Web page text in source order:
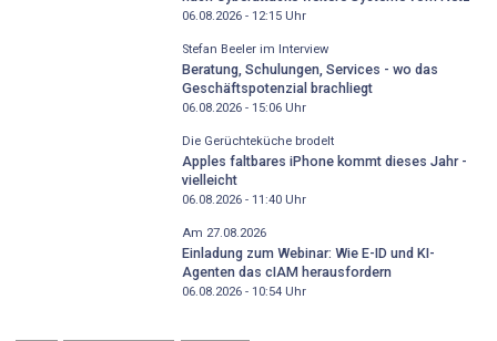
06.08.2026 - 12:15Uhr
Stefan Beeler im Interview
Beratung, Schulungen, Services - wo das
Geschäftspotenzial brachliegt
06.08.2026 - 15:06Uhr
Die Gerüchteküche brodelt
Apples faltbares iPhone kommt dieses Jahr -
vielleicht
06.08.2026 - 11:40Uhr
Am 27.08.2026
Einladung zum Webinar: Wie E-ID und KI-
Agenten das cIAM herausfordern
06.08.2026 - 10:54Uhr